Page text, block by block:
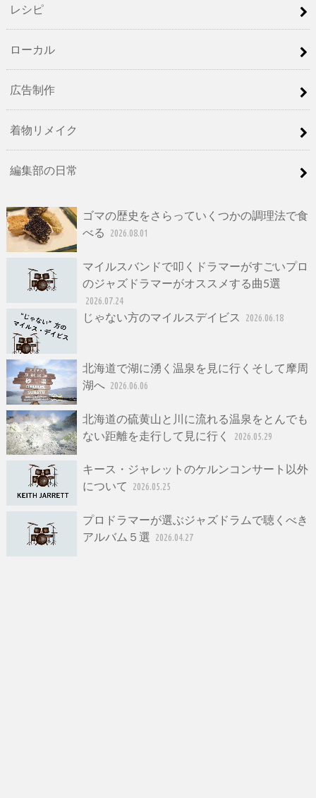
レシピ
ローカル
広告制作
着物リメイク
編集部の日常
ゴマの歴史をさらっていくつかの調理法で食
べる
2026.08.01
マイルスバンドで叩くドラマーがすごいプロ
のジャズドラマーがオススメする曲5選
2026.07.24
じゃない方のマイルスデイビス 2026.06.18
北海道で湖に湧く温泉を見に行くそして摩周
湖へ 2026.06.06
北海道の硫黄山と川に流れる温泉をとんでも
ない距離を走行して見に行く
2026.05.29
キース・ジャレットのケルンコンサート以外
について
2026.05.25
プロドラマーが選ぶジャズドラムで聴くべき
アルバム５選 2026.04.27